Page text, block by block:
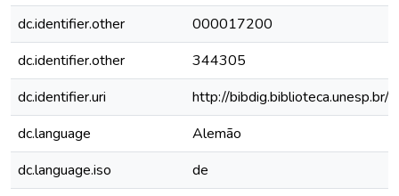
dc.identifier.other
000017200
dc.identifier.other
344305
dc.identifier.uri
http://
dc.language
Alemão
dc.language.iso
de